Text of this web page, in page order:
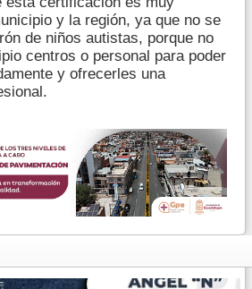
y la región, ya que no se
de niños autistas, porque no
centros o personal para poder
y ofrecerles una